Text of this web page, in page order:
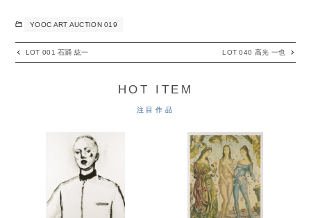
YOOC ART AUCTION 019
LOT 001 石踊 紘一 LOT 040 高光 一也
HOT ITEM
注目作品